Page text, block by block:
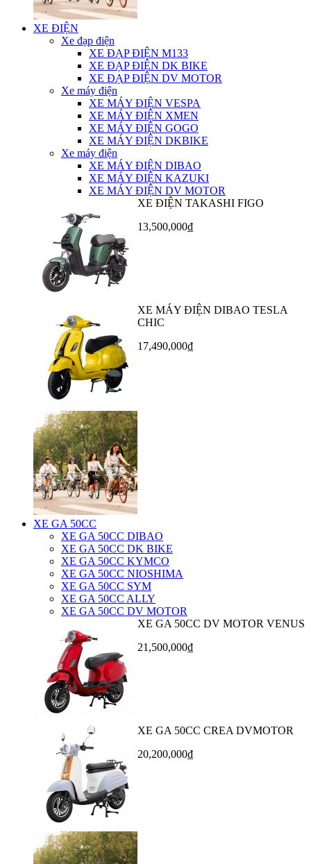
XE ĐIỆN
Xe đạp điện
XE ĐẠP ĐIỆN M133
XE ĐẠP ĐIỆN DK BIKE
XE ĐẠP ĐIỆN DV MOTOR
Xe máy điện
XE MÁY ĐIỆN VESPA
XE MÁY ĐIỆN XMEN
XE MÁY ĐIỆN GOGO
XE MÁY ĐIỆN DKBIKE
Xe máy điện
XE MÁY ĐIỆN DIBAO
XE MÁY ĐIỆN KAZUKI
XE MÁY ĐIỆN DV MOTOR
XE ĐIỆN TAKASHI FIGO
13,500,000₫
XE MÁY ĐIỆN DIBAO TESLA
CHIC
17,490,000₫
XE GA 50CC
XE GA 50CC DIBAO
XE GA 50CC DK BIKE
XE GA 50CC KYMCO
XE GA 50CC NIOSHIMA
XE GA 50CC SYM
XE GA 50CC ALLY
XE GA 50CC DV MOTOR
XE GA 50CC DV MOTOR VENUS
21,500,000₫
XE GA 50CC CREA DVMOTOR
20,200,000₫